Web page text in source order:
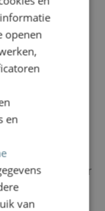
naar Haarlem,
de kruising
ziet u links
ons kantoor
ENGLISH
openen
en
van